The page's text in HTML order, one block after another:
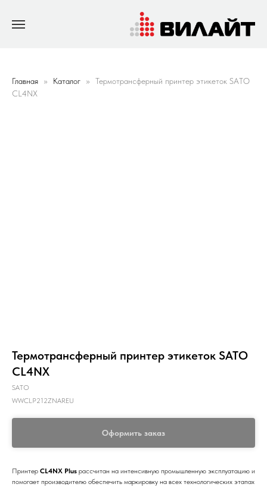
Главная Каталог
Термотрансферный принтер этикеток SATO
CL4NX
Термотрансферный принтер этикеток SATO
CL4NX
SATO
WWCLP212ZNAREU
Оформить заказ
Принтер CL4NX Plus рассчитан на интенсивную промышленную эксплуатацию и
помогает производителю обеспечить маркировку на всех технологических этапах